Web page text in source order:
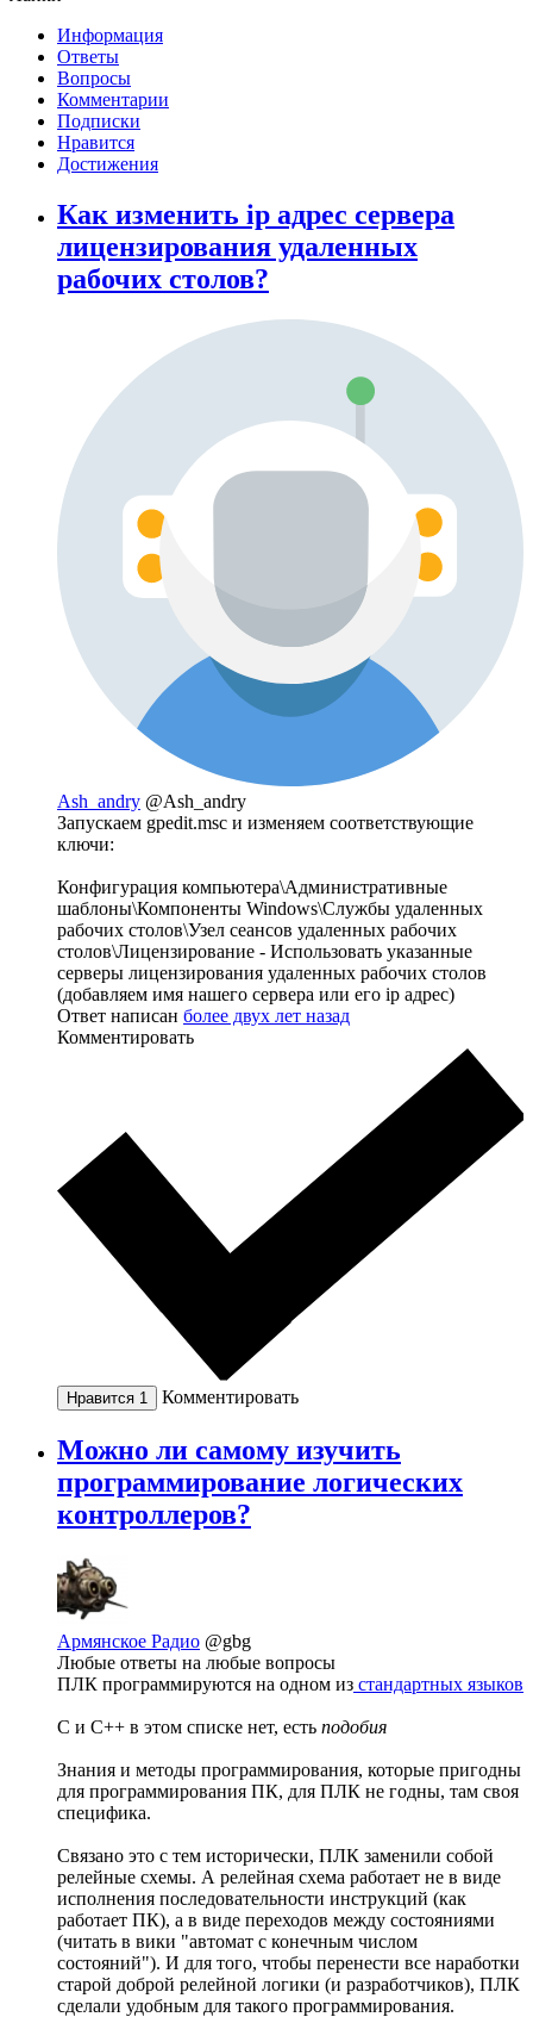
Информация
Ответы
Вопросы
Комментарии
Подписки
Нравится
Достижения
Как изменить ip адрес сервера
лицензирования удаленных
рабочих столов?
Ash_andry @Ash_andry
Запускаем gpedit.msc и изменяем соответствующие
ключи:
Конфигурация компьютера\Административные
шаблоны\Компоненты Windows\Службы удаленных
рабочих столов\Узел сеансов удаленных рабочих
столов\Лицензирование - Использовать указанные
серверы лицензирования удаленных рабочих столов
(добавляем имя нашего сервера или его ip адрес)
Ответ написан более двух лет назад
Комментировать
Нравится 1 Комментировать
Можно ли самому изучить
программирование логических
контроллеров?
Армянское Радио @gbg
Любые ответы на любые вопросы
ПЛК программируются на одном из стандартных языков
С и С++ в этом списке нет, есть подобия
Знания и методы программирования, которые пригодны
для программирования ПК, для ПЛК не годны, там своя
специфика.
Связано это с тем исторически, ПЛК заменили собой
релейные схемы. А релейная схема работает не в виде
исполнения последовательности инструкций (как
работает ПК), а в виде переходов между состояниями
(читать в вики "автомат с конечным числом
состояний"). И для того, чтобы перенести все наработки
старой доброй релейной логики (и разработчиков), ПЛК
сделали удобным для такого программирования.